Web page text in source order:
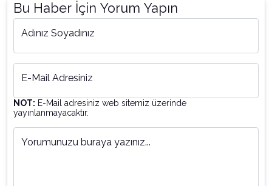
Bu Haber İçin Yorum Yapın
Adınız Soyadınız
E-Mail Adresiniz
NOT: E-Mail adresiniz web sitemiz üzerinde
yayınlanmayacaktır.
Yorumunuzu buraya yazınız...